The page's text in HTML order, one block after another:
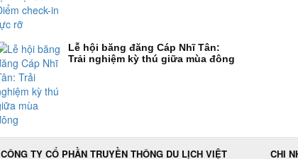
Lễ hội băng đăng Cáp Nhĩ Tân:
Trải nghiệm kỳ thú giữa mùa đông
CÔNG TY CỔ PHẦN TRUYỀN THÔNG DU LỊCH VIỆT CHI